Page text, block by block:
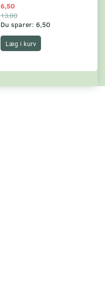
6,50
13,00
Du sparer: 6,50
Læg i kurv